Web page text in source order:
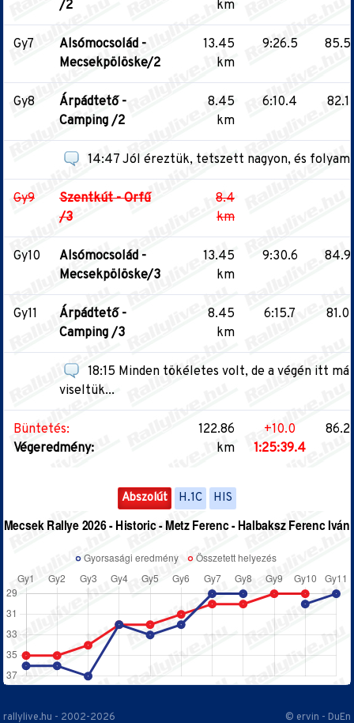
/2
km
Gy7
Alsómocsolád -
Mecsekpölöske/2
13.45
km
9:26.5 85.5
Gy8
Árpádtető -
Camping /2
8.45
km
6:10.4 82.1
14:47 Jól éreztük, tetszett nagyon, és
Gy9
Szentkút - Orfű
/3
8.4
km
Gy10
Alsómocsolád -
Mecsekpölöske/3
13.45
km
9:30.6 84.9
Gy11
Árpádtető -
Camping /3
8.45
km
6:15.7 81.0
18:15 Minden tökéletes volt, de a végén itt
viseltük...
Büntetés:
Végeredmény:
122.86
km
+10.0
1:25:39.4
86.2
Abszolút H.1C HIS
rallylive.hu - 2002-2026 © ervin - DuEn